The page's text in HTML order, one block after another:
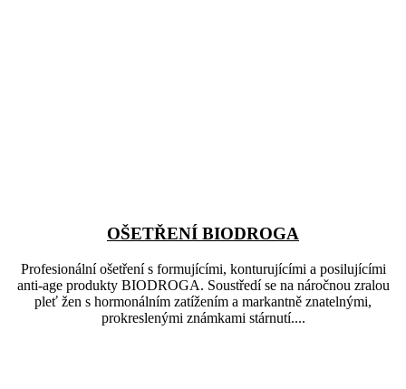
OŠETŘENÍ BIODROGA
Profesionální ošetření s formujícími, konturujícími a posilujícími
anti-age produkty BIODROGA. Soustředí se na náročnou zralou
pleť žen s hormonálním zatížením a markantně znatelnými,
prokreslenými známkami stárnutí....